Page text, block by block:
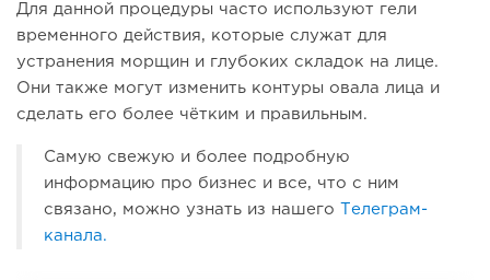
Для данной процедуры часто используют гели
временного действия, которые служат для
устранения морщин и глубоких складок на лице.
Они также могут изменить контуры овала лица и
сделать его более чётким и правильным.
Самую свежую и более подробную
информацию про бизнес и все, что с ним
связано, можно узнать из нашего
Телеграм-
канала.